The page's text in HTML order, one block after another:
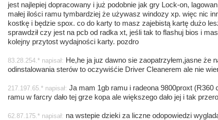
jest najlepiej dopracowany i już podobnie jak gry Lock-on,
małej ilości ramu tymbardziej że używasz windozy xp. więc nic
kostkę i będzie spox. co do karty to masz zajebistą kartę dużo
sprawdził czy jest na pcb od radka xt, jeśli tak to flashuj bios i
kolejny przytost wydajności karty. pozdro
83.28.254.* napisał: He,he ja juz dawno sie zaopatrzyłem,jasne że
odinstalowania sterów to oczywiśćie Driver Cleanerem ale nie
217.197.65.* napisał: Ja mam 1gb ramu i radeona 9800proxt (R360
ramu w farcry dało tej grze kopa ale większego dało jej i tak
62.87.175.* napisał: na wstepie dzieki za liczne odopowiedzi